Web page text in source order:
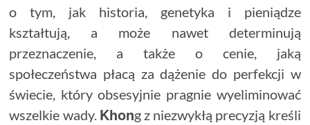
o tym, jak historia, genetyka i pieniądze
kształtują, a może nawet determinują
przeznaczenie, a także o cenie, jaką
społeczeństwa płacą za dążenie do perfekcji w
świecie, który obsesyjnie pragnie wyeliminować
wszelkie wady. Khong z niezwykłą precyzją kreśli